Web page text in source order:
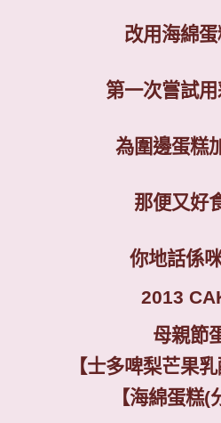
改用海綿
第一次嘗試
為圍邊蛋糕
那便又好
你地話係
2013
母親節
【士多啤梨芒果
【海綿蛋糕(